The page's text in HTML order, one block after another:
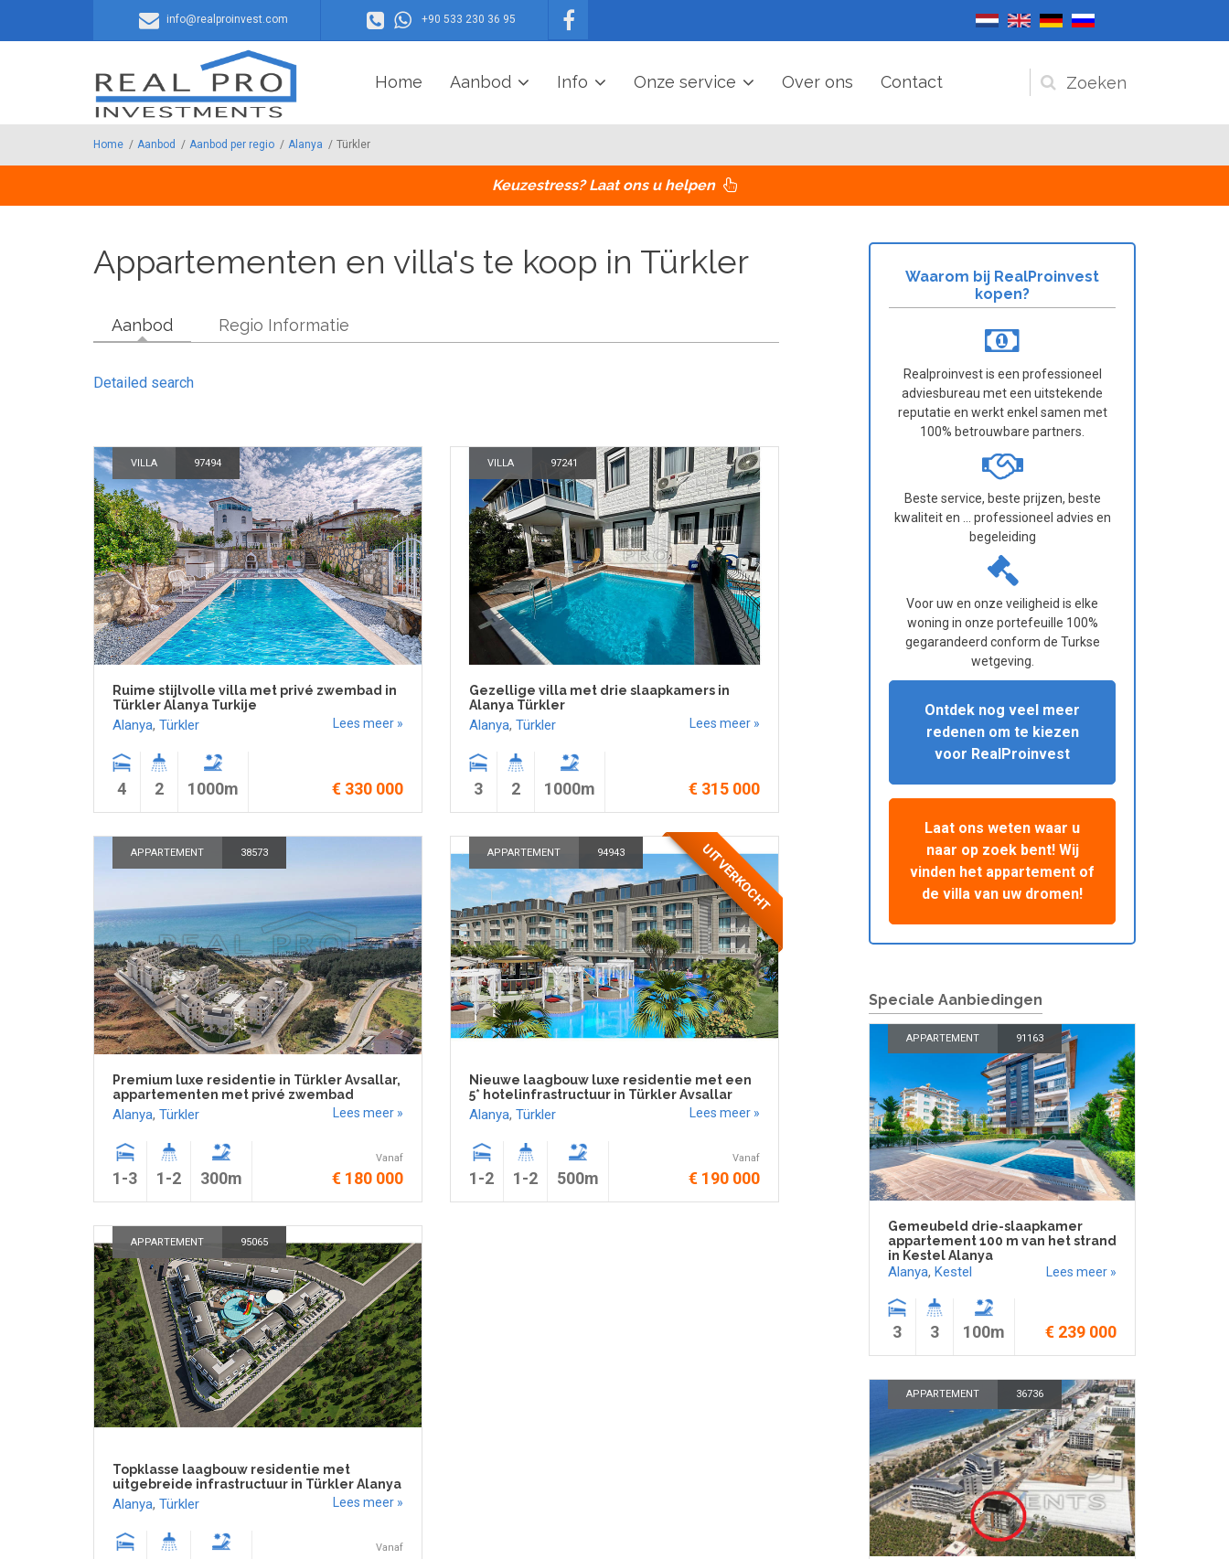
Overslaan en naar de inhoud gaaninfo@realproinvest.com +90 533 230 36 95
Zoekveld
Home Aanbod Info Onze service Over ons Contact
Home / Aanbod / Aanbod per regio / Alanya / Türkler
Keuzestress? Laat ons u helpen
Appartementen en villa's te koop in Türkler
Aanbod Regio Informatie
Detailed search
VILLA 97494
Ruime stijlvolle villa met privé zwembad in
Türkler Alanya Turkije
Alanya, Türkler Lees meer »
4 2 1000m € 330 000
VILLA 97241
Gezellige villa met drie slaapkamers in
Alanya Türkler
Alanya, Türkler Lees meer »
3 2 1000m € 315 000
APPARTEMENT 38573
Premium luxe residentie in Türkler Avsallar,
appartementen met privé zwembad
Alanya, Türkler Lees meer »
1-3 1-2 300m
Vanaf
€ 180 000
APPARTEMENT 94943 UITVERKOCHT
Nieuwe laagbouw luxe residentie met een
5* hotelinfrastructuur in Türkler Avsallar
Alanya, Türkler Lees meer »
1-2 1-2 500m
Vanaf
€ 190 000
APPARTEMENT 95065
Topklasse laagbouw residentie met
uitgebreide infrastructuur in Türkler Alanya
Alanya, Türkler Lees meer »
Vanaf
Waarom bij RealProinvest
kopen?
Realproinvest is een professioneel
adviesbureau met een uitstekende
reputatie en werkt enkel samen met
100% betrouwbare partners.
Beste service, beste prijzen, beste
kwaliteit en ... professioneel advies en
begeleiding
Voor uw en onze veiligheid is elke
woning in onze portefeuille 100%
gegarandeerd conform de Turkse
wetgeving.
Ontdek nog veel meer
redenen om te kiezen
voor RealProinvest
Laat ons weten waar u
naar op zoek bent! Wij
vinden het appartement of
de villa van uw dromen!
Speciale Aanbiedingen
APPARTEMENT 91163
Gemeubeld drie-slaapkamer
appartement 100 m van het strand
in Kestel Alanya
Alanya, Kestel Lees meer »
3 3 100m € 239 000
APPARTEMENT 36736